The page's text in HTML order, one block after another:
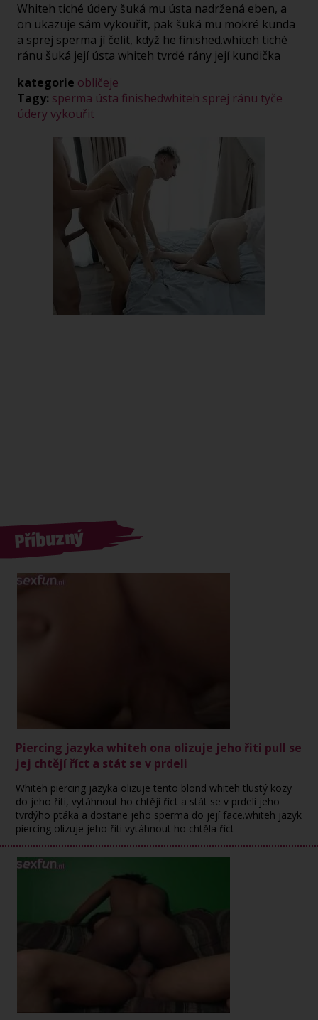
Whiteh tiché údery šuká mu ústa nadržená eben, a
on ukazuje sám vykouřit, pak šuká mu mokré kunda
a sprej sperma jí čelit, když he finished.whiteh tiché
ránu šuká její ústa whiteh tvrdé rány její kundička
kategorie obličeje
Tagy: sperma ústa finishedwhiteh sprej ránu tyče
úderyvykouřit
Příbuzný
Piercing jazyka whiteh ona olizuje jeho řiti pull se
jej chtějí říct a stát se v prdeli
Whiteh piercing jazyka olizuje tento blond whiteh tlustý kozy
do jeho řiti, vytáhnout ho chtějí říct a stát se v prdeli jeho
tvrdýho ptáka a dostane jeho sperma do její face.whiteh jazyk
piercing olizuje jeho řiti vytáhnout ho chtěla říct